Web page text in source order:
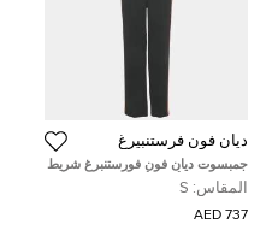
ديان فون فرستنبيرغ
جمبسوت ديان فون فورستنبرغ شريط
جانبي كريب أسود/أبيض بدون حمالات
مقاس صغير
المقاس: S
737 AED